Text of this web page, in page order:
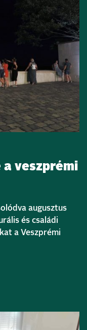
veszprémi
augusztus
és családi
a Veszprémi